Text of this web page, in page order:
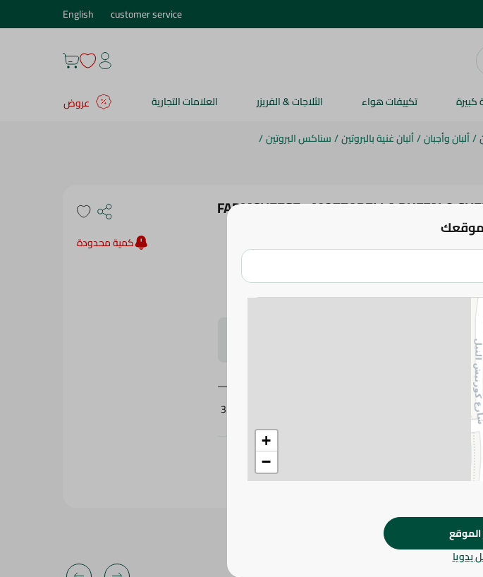
customer service
English
كبيرة تكييفات هواء الثلاجات & الفريزر العلامات التجارية
عروض
/ألبان وأجبان/ألبان غنية بالبروتين/سناكس البروتين/
FARMCHEESE - MOZZARELLA BUFFALO
كمية محدودة
اضف للعربة
التعبئة بناءً على التوفر.
337620
موقعك
+
−
الموقع
يدويا